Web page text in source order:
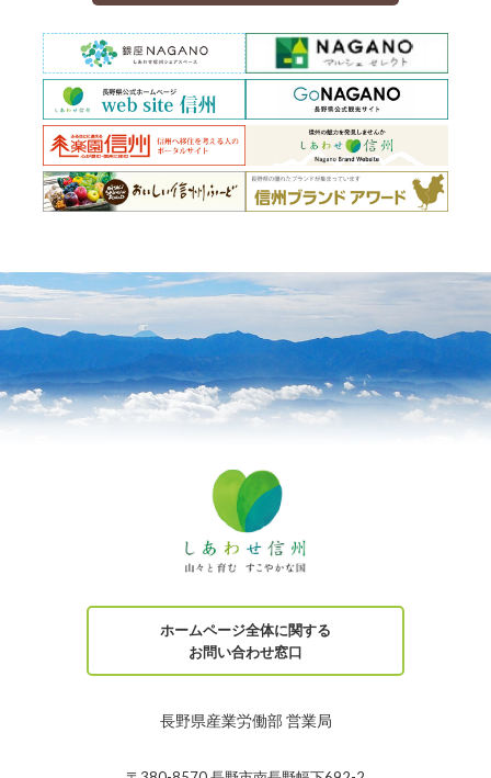
ホームページ全体に関する
お問い合わせ窓口
長野県産業労働部 営業局